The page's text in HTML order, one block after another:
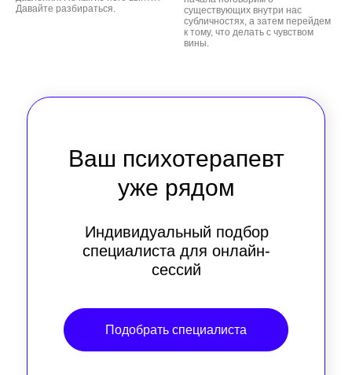
Давайте разбираться.
существующих внутри нас
субличностях, а затем перейдем
к тому, что делать с чувством
вины.
Ваш психотерапевт
уже рядом
Индивидуальный подбор
специалиста для онлайн-
сессий
Подобрать специалиста